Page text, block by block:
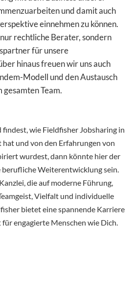
und damit auch
einnehmen zu können.
rechtliche Berater, sondern
für unsere
hinaus freuen wir uns auch
Modell und den Austausch
Team.
findest, wie Fieldfisher Jobsharing in
hat und von den Erfahrungen von
wurdest, dann könnte hier der
Weiterentwicklung sein.
die auf moderne Führung,
Vielfalt und individuelle
bietet eine spannende Karriere
engagierte Menschen wie Dich.